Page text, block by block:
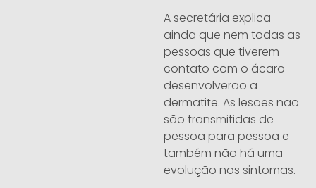
A secretária explica
ainda que nem todas as
pessoas que tiverem
contato com o ácaro
desenvolverão a
dermatite. As lesões não
são transmitidas de
pessoa para pessoa e
também não há uma
evolução nos sintomas.